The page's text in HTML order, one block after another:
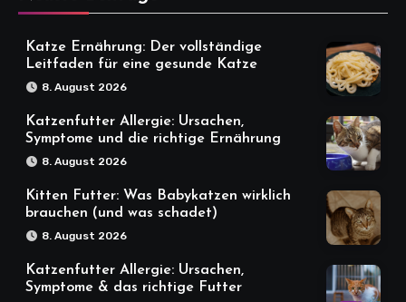
Katze Ernährung: Der vollständige
Leitfaden für eine gesunde Katze
8. August 2026
Katzenfutter Allergie: Ursachen,
Symptome und die richtige Ernährung
8. August 2026
Kitten Futter: Was Babykatzen wirklich
brauchen (und was schadet)
8. August 2026
Katzenfutter Allergie: Ursachen,
Symptome & das richtige Futter